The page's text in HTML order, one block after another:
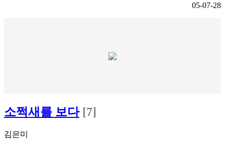
05-07-28
소쩍새를 보다 [7]
김은미